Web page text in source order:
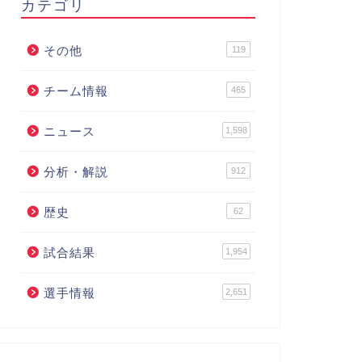
カテゴリ
その他 119
チーム情報 465
ニュース 1,598
分析・解説 912
歴史 62
試合結果 1,954
選手情報 2,651